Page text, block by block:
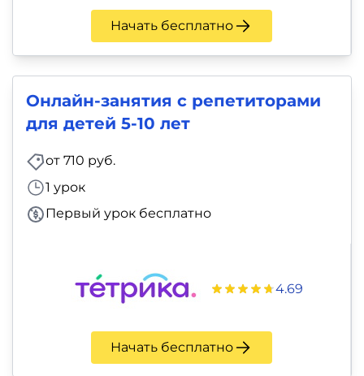
Начать бесплатно
Онлайн-занятия с репетиторами
для детей 5-10 лет
от 710 руб.
1 урок
Первый урок бесплатно
4.69
Начать бесплатно